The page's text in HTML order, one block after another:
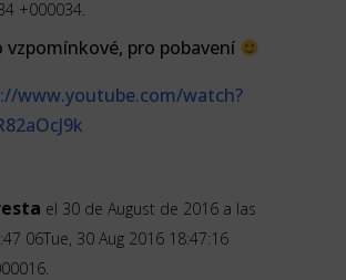
+000034.
vzpomínkové, pro pobavení
www.youtube.com/watch?
el 30 de August de 2016 a las
06Tue, 30 Aug 2016 18:47:16